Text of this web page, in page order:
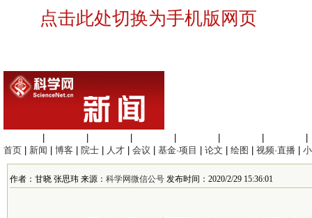
点击此处切换为手机版网页
首页
新闻 博客 院士 人才 会议 基金·项目 论文 绘图 视频·直播
作者：甘晓 张思玮 来源： 科学网微信公号 发布时间：2020/2/29 15:36:01